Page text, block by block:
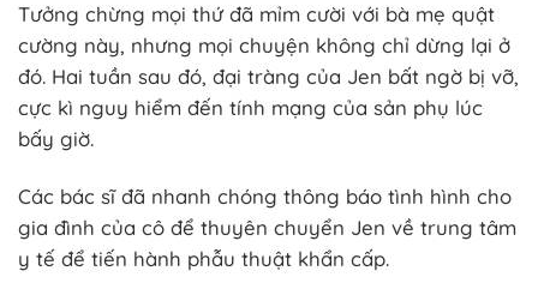
Tưởng chừng mọi thứ đã mỉm cười với bà mẹ quật
cường này, nhưng mọi chuyện không chỉ dừng lại ở
đó. Hai tuần sau đó, đại tràng của Jen bất ngờ bị vỡ,
cực kì nguy hiểm đến tính mạng của sản phụ lúc
bấy giờ.
Các bác sĩ đã nhanh chóng thông báo tình hình cho
gia đình của cô để thuyên chuyển Jen về trung tâm
y tế để tiến hành phẫu thuật khẩn cấp.